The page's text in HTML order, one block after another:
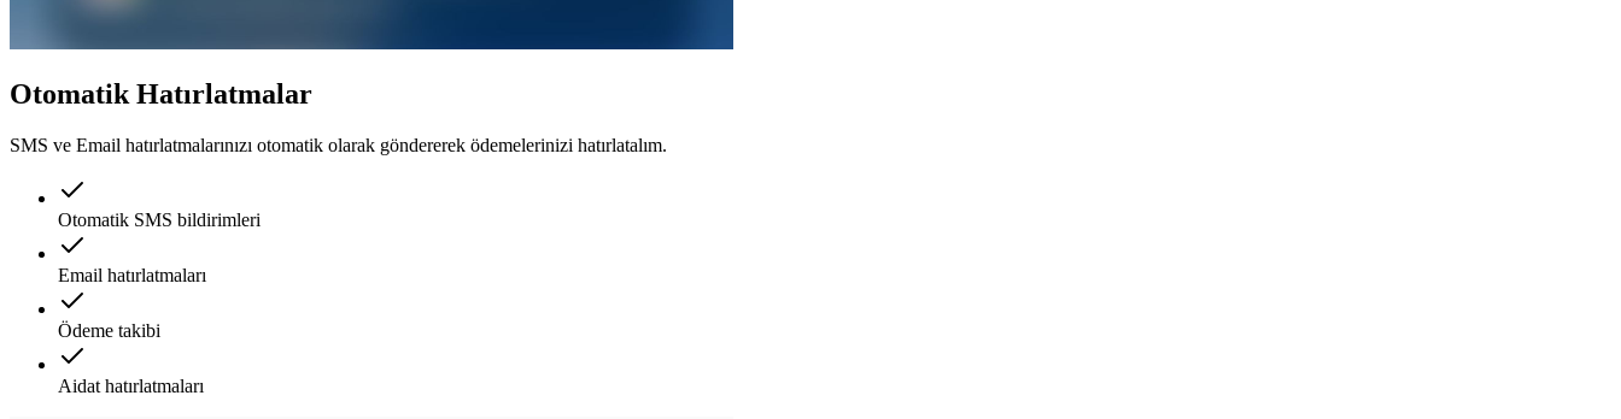
Otomatik Hatırlatmalar
SMS ve Email hatırlatmalarınızı otomatik olarak göndererek ödemelerinizi hatırlatalım.
Otomatik SMS bildirimleri
Email hatırlatmaları
Ödeme takibi
Aidat hatırlatmaları